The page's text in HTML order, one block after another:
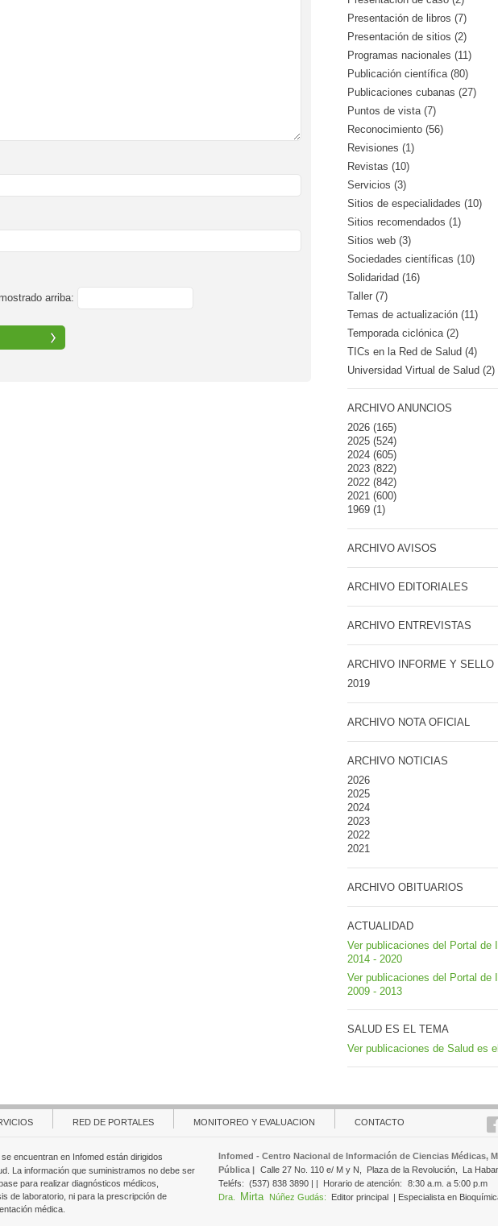
arriba:
Presentación de libros (7)
Presentación de sitios (2)
Programas nacionales (11)
Publicación científica (80)
Publicaciones cubanas (27)
Puntos de vista (7)
Reconocimiento (56)
Revisiones (1)
Revistas (10)
Servicios (3)
Sitios de especialidades (10)
Sitios recomendados (1)
Sitios web (3)
Sociedades científicas (10)
Solidaridad (16)
Taller (7)
Temas de actualización (11)
Temporada ciclónica (2)
TICs en la Red de Salud (4)
Universidad Virtual de Salud (2)
ARCHIVO ANUNCIOS
2026(165)
2025(524)
2024(605)
2023(822)
2022(842)
2021(600)
1969(1)
ARCHIVO AVISOS
ARCHIVO EDITORIALES
ARCHIVO ENTREVISTAS
ARCHIVO INFORME Y SELLO
2019
ARCHIVO NOTA OFICIAL
ARCHIVO NOTICIAS
2026
2025
2024
2023
2022
2021
ARCHIVO OBITUARIOS
ACTUALIDAD
Ver publicaciones del Portal de
2014 - 2020
Ver publicaciones del Portal de
2009 - 2013
SALUD ES EL TEMA
Ver publicaciones de Salud es
RED DE PORTALES MONITOREO Y EVALUACION CONTACTO
se encuentran en Infomed están dirigidos
La información que suministramos no debe ser
para realizar diagnósticos médicos,
de laboratorio, ni para la prescripción de
médica.
Infomed - Centro Nacional de Información de Ciencias Médicas,
Pública | Calle 27 No. 110 e/ M y N, Plaza de la Revolución, La
Teléfs: (537) 838 3890 | | Horario de atención:
8:30 a.m. a 5:00 p.m
Dra.
Mirta Núñez Gudás: Editor principal | Especialista en